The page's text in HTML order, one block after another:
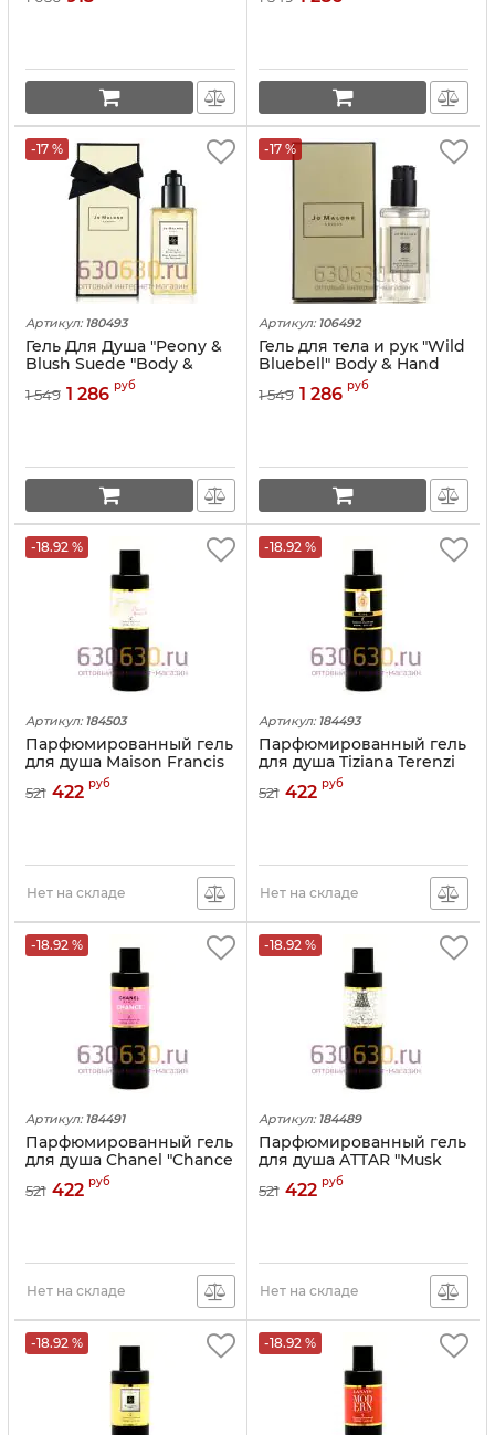
-17 %
Артикул: 180493
Гель Для Душа "Peony &
Blush Suede "Body &
Hand Wash Gel Moussant
250 ml
1 549 1 286 руб
-17 %
Артикул: 106492
Гель для тела и рук "Wild
Bluebell" Body & Hand
Wash Gel Moussant 250
ml
1 549 1 286 руб
-18.92 %
Артикул: 184503
Парфюмированный гель
для душа Maison Francis
Kurkdjian "Baccarat
Rouge 540" 250 ml
521 422 руб
Нет на складе
-18.92 %
Артикул: 184493
Парфюмированный гель
для душа Tiziana Terenzi
"Kirke" 250 ml
521 422 руб
Нет на складе
-18.92 %
Артикул: 184491
Парфюмированный гель
для душа Chanel "Chance
Eau Fraiche" 250 ml
521 422 руб
Нет на складе
-18.92 %
Артикул: 184489
Парфюмированный гель
для душа ATTAR "Musk
Kashmir" 250 ml
521 422 руб
Нет на складе
-18.92 % -18.92 %